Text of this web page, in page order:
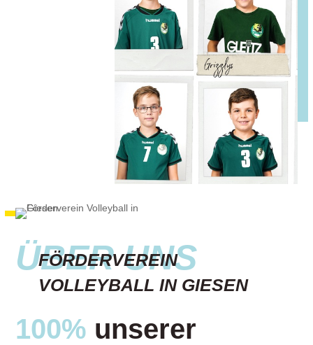
ÜBER UNS
FÖRDERVEREIN
VOLLEYBALL IN GIESEN
100% unserer